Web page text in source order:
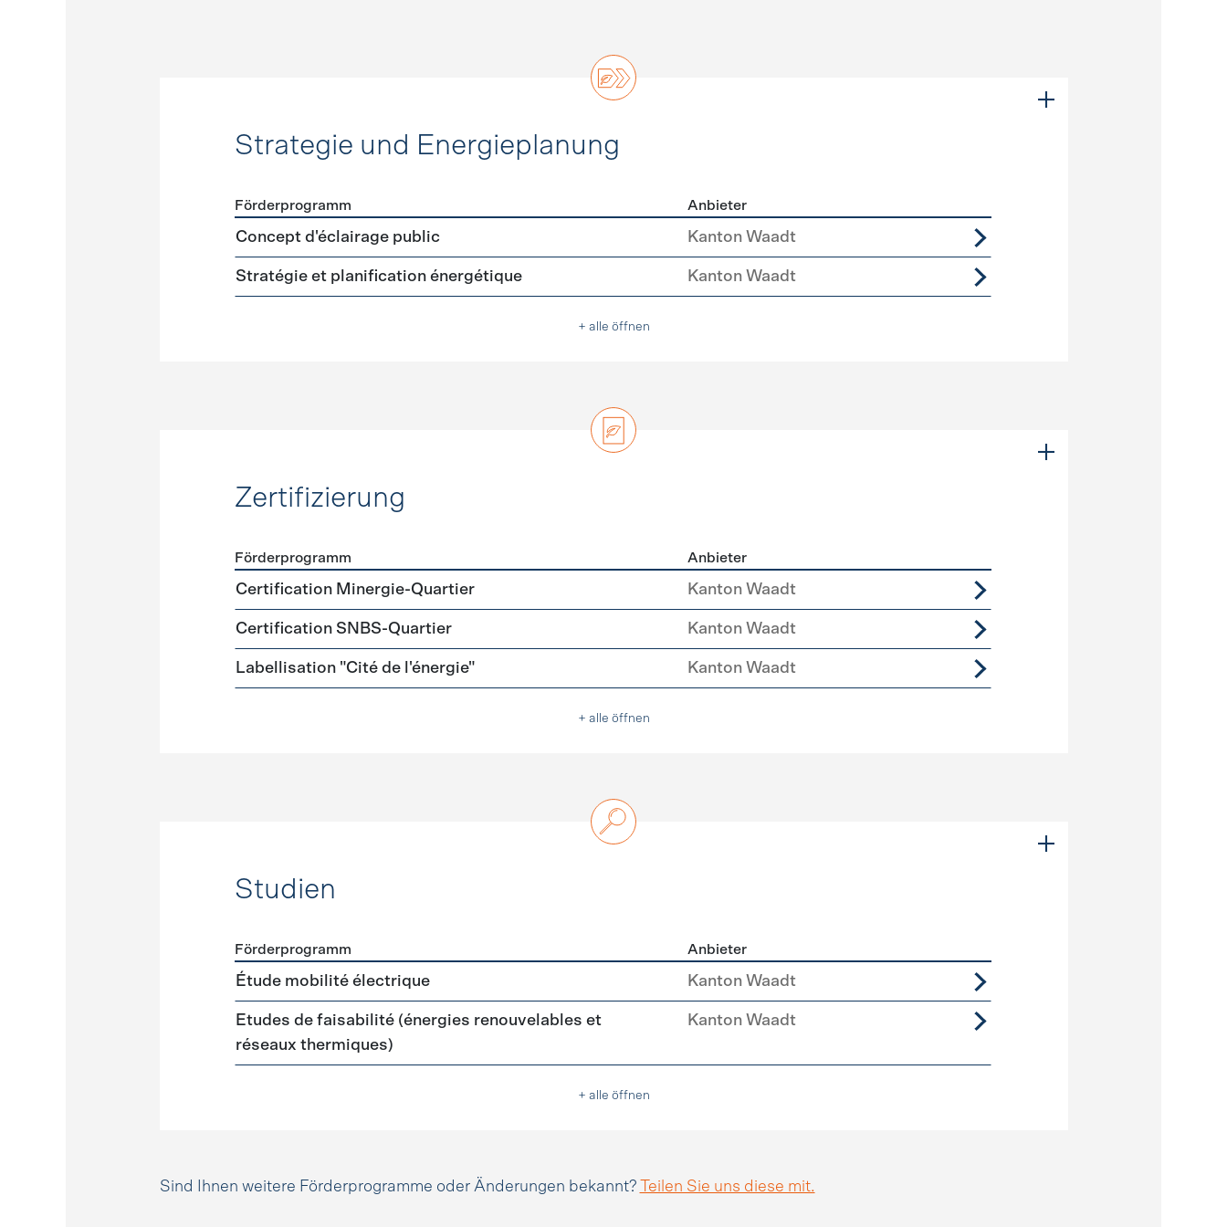
Strategie und Energieplanung
Förderprogramme Strategie und Energieplanung
Förderprogramm Anbieter
Concept d'éclairage public Kanton Waadt
Stratégie et planification énergétique Kanton Waadt
+ alle öffnen
Zertifizierung
Förderprogramme Zertifizierung
Förderprogramm Anbieter
Certification Minergie-Quartier Kanton Waadt
Certification SNBS-Quartier Kanton Waadt
Labellisation "Cité de l'énergie" Kanton Waadt
+ alle öffnen
Studien
Förderprogramme Studien
Förderprogramm Anbieter
Étude mobilité électrique Kanton Waadt
Etudes de faisabilité (énergies renouvelables et
réseaux thermiques)
Kanton Waadt
+ alle öffnen
Sind Ihnen weitere Förderprogramme oder Änderungen bekannt? Teilen Sie uns diese mit.